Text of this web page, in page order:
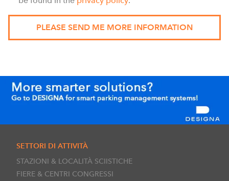
SETTORI DI ATTIVITÀ
STAZIONI & LOCALITÀ SCIISTICHE
FIERE & CENTRI CONGRESSI